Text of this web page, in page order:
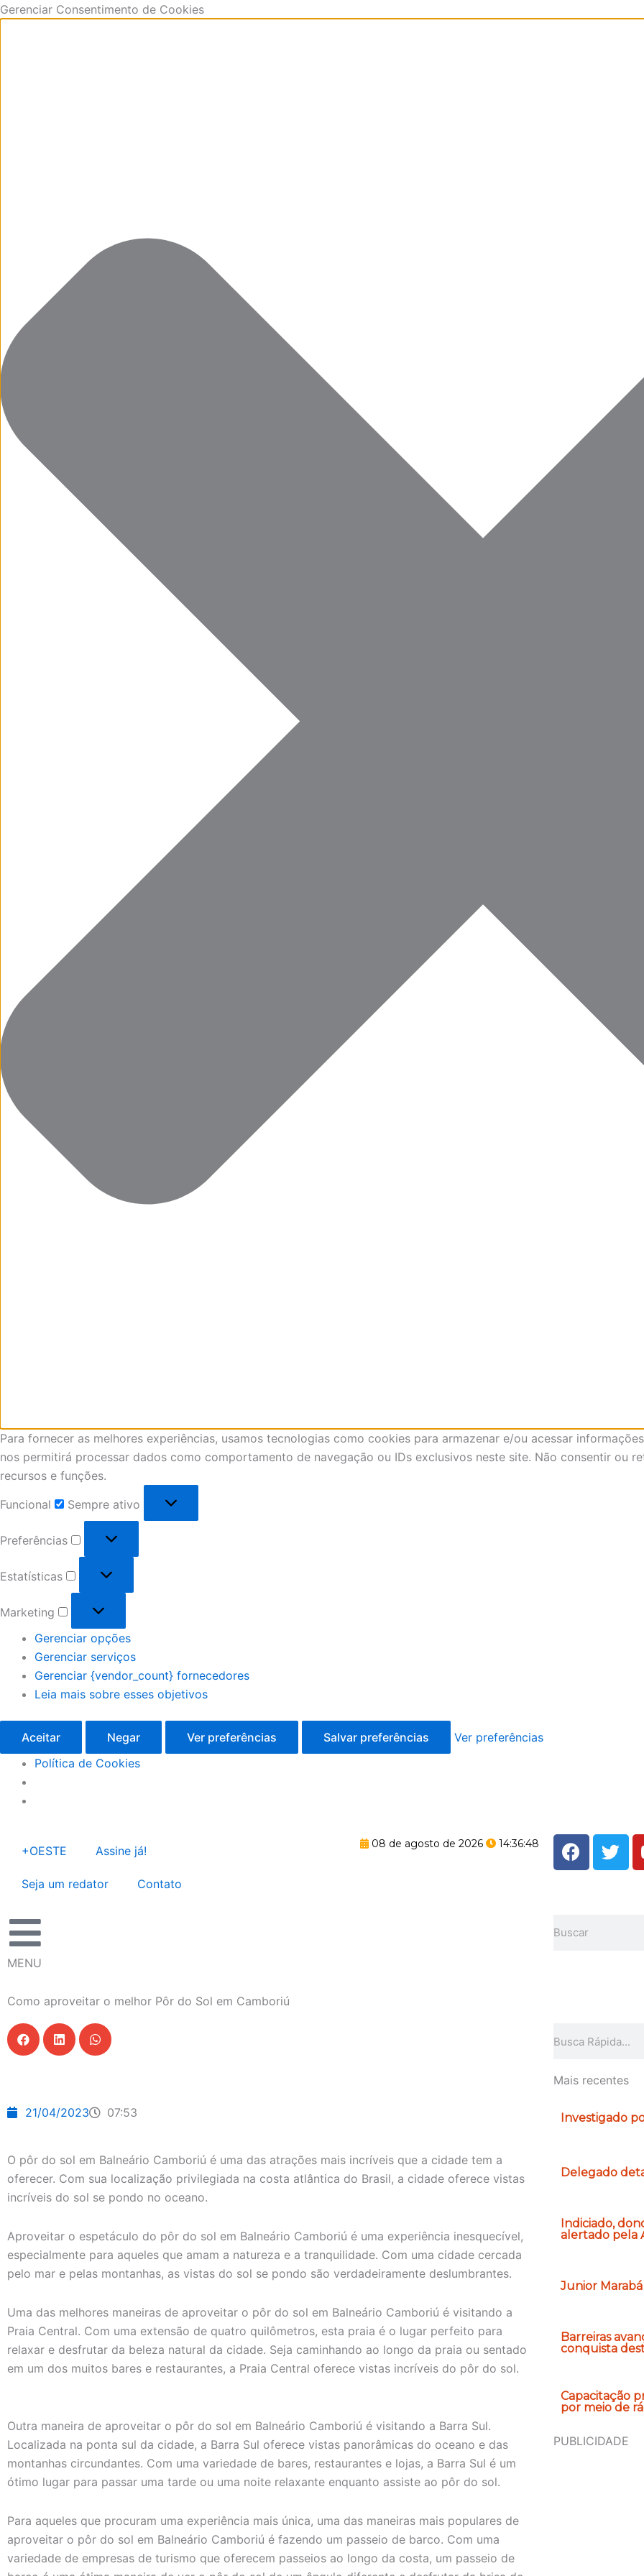
Gerenciar Consentimento de Cookies
Para fornecer as melhores experiências, usamos tecnologias como cookies para armazenar e/ou acessar
nos permitirá processar dados como comportamento de navegação ou IDs exclusivos neste site. Não consentir ou
recursos e funções.
Funcional
Funcional
Sempre ativo
Preferências
Preferências
Estatísticas
Estatísticas
Marketing
Marketing
Gerenciar opções
Gerenciar serviços
Gerenciar {vendor_count} fornecedores
Leia mais sobre esses objetivos
Aceitar Negar Ver preferências Salvar preferências
Ver preferências
Política de Cookies
Ir
+OESTE Assine já!
Seja um redator Contato
08 de agosto de 2026 14:36:49
F
a
o
T
w
MENU
Como aproveitar o melhor Pôr do Sol em Camboriú
21/04/2023 07:53
O pôr do sol em Balneário Camboriú é uma das atrações mais incríveis que a cidade tem a
oferecer. Com sua localização privilegiada na costa atlântica do Brasil, a cidade oferece vistas
incríveis do sol se pondo no oceano.
Aproveitar o espetáculo do pôr do sol em Balneário Camboriú é uma experiência inesquecível,
especialmente para aqueles que amam a natureza e a tranquilidade. Com uma cidade cercada
pelo mar e pelas montanhas, as vistas do sol se pondo são verdadeiramente deslumbrantes.
Uma das melhores maneiras de aproveitar o pôr do sol em Balneário Camboriú é visitando a
Praia Central. Com uma extensão de quatro quilômetros, esta praia é o lugar perfeito para
relaxar e desfrutar da beleza natural da cidade. Seja caminhando ao longo da praia ou sentado
em um dos muitos bares e restaurantes, a Praia Central oferece vistas incríveis do pôr do sol.
Outra maneira de aproveitar o pôr do sol em Balneário Camboriú é visitando a Barra Sul.
Localizada na ponta sul da cidade, a Barra Sul oferece vistas panorâmicas do oceano e das
montanhas circundantes. Com uma variedade de bares, restaurantes e lojas, a Barra Sul é um
ótimo lugar para passar uma tarde ou uma noite relaxante enquanto assiste ao pôr do sol.
Para aqueles que procuram uma experiência mais única, uma das maneiras mais populares de
aproveitar o pôr do sol em Balneário Camboriú é fazendo um passeio de barco. Com uma
variedade de empresas de turismo que oferecem passeios ao longo da costa, um passeio de
Mais recentes
Investigado
Delegado
Indiciado,
alertado pela
Junior
Barreiras
conquista
Capacitação
por meio de
PUBLICIDADE